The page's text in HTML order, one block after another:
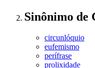
Sinônimo de
circunlóquio
eufemismo
perífrase
prolixidade